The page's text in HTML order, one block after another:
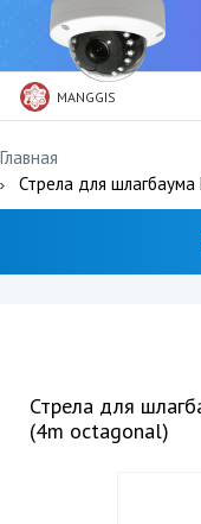
MANGGIS
Главная
Стрела для
Стрела для
(4m octagonal)